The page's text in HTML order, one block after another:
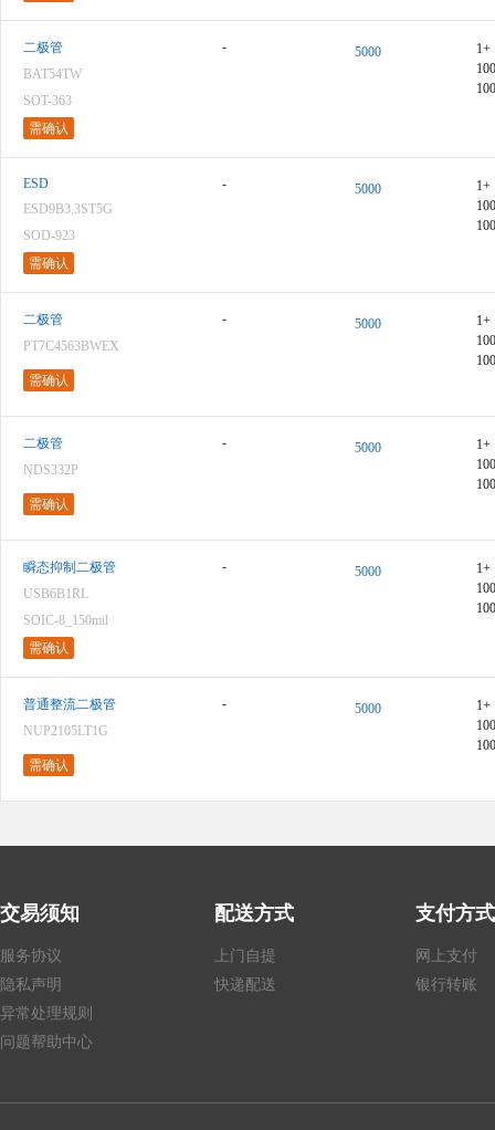
二极管
BAT54TW
SOT-363
需确认
- 5000
1+
ESD
ESD9B3.3ST5G
SOD-923
需确认
- 5000
1+
二极管
PT7C4563BWEX
需确认
- 5000
1+
二极管
NDS332P
需确认
- 5000
1+
瞬态抑制二极管
USB6B1RL
SOIC-8_150mil
需确认
- 5000
1+
普通整流二极管
NUP2105LT1G
需确认
- 5000
1+
交易须知
服务协议
隐私声明
异常处理规则
问题帮助中心
配送方式
上门自提
快递配送
支付方式
网上支付
银行转账